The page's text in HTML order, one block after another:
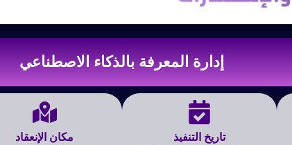
إدارة المعرفة بالذكاء الاصطناعي
تاريخ التنفيذ
مكان الإنعقاد